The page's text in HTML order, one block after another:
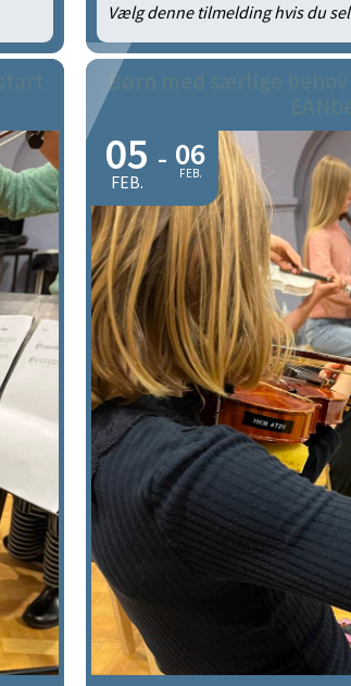
Vælg denne tilmelding hvis du
Børn med særlige
05
FEB.
- 06
FEB.